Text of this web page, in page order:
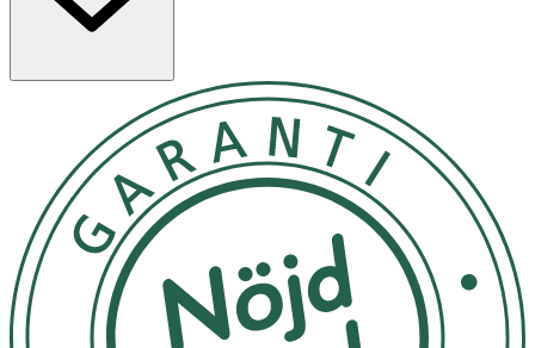
till den tunna huden runt ögon och läppar. Den hjälper
till att reducera rynkor, mörka ringar samt dämpa
- Använd morgon och kväll efter rengöring.
- Applicera varsamt en liten mängd runt ögonen och
läppkonturen.
- Förvaras i rumstemperatur
Innehåll